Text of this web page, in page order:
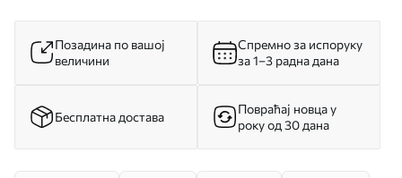
Позадина по вашој
величини
Спремно за испоруку
за 1–3 радна дана
Бесплатна достава
Повраћај новца у
року од 30 дана